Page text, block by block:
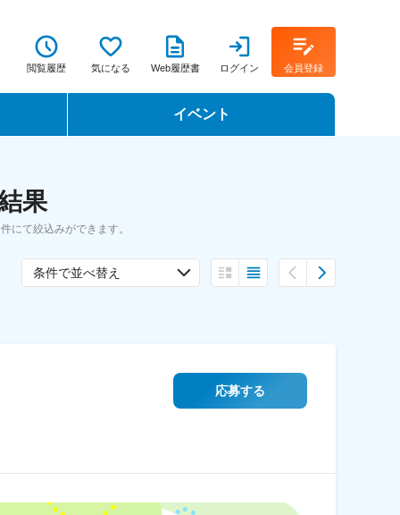
閲覧履歴 気になる Web履歴書 ログイン 会員登録
イベント
果
にて絞込みができます。
条件で並べ替え
応募する